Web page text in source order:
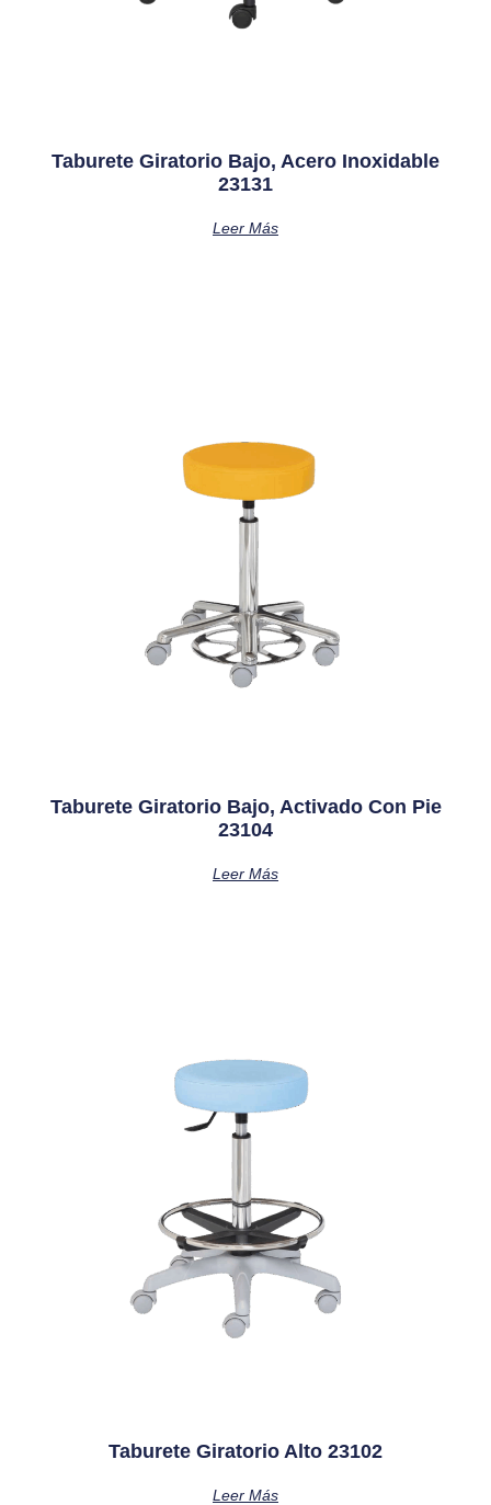
Taburete Giratorio Bajo, Acero Inoxidable
23131
Leer Más
Taburete Giratorio Bajo, Activado Con Pie
23104
Leer Más
Taburete Giratorio Alto 23102
Leer Más